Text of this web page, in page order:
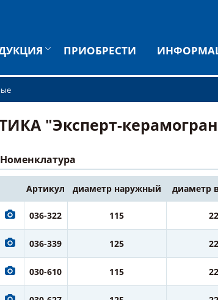
ПРИОБРЕСТИ
"Эксперт-
Номенклатура
Артикул диаметр наружный диаметр
036-322 115
036-339 125
030-610 115